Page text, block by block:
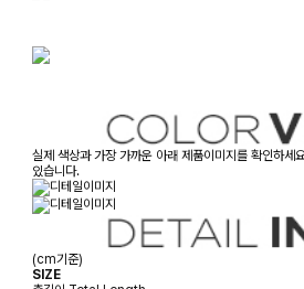
실제 색상과 가장 가까운 아래 제품이미지를 확인하세
있습니다.
(cm기준)
SIZE